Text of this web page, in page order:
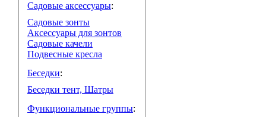
Садовые аксессуары:
Садовые зонты
Аксессуары для зонтов
Садовые качели
Подвесные кресла
Беседки:
Беседки тент, Шатры
Функциональные группы: